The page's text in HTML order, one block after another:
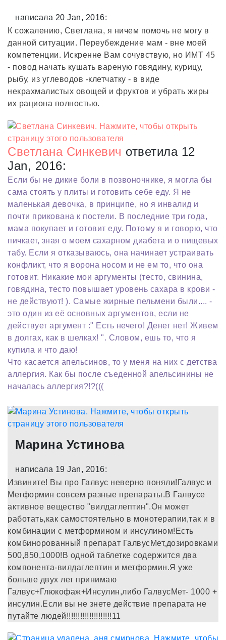
написала 20 Jan, 2016:
К сожалению, Светлана, я ничем помочь не могу в
данной ситуации. Переубеждение мам - вне моей
компетенции. Искренне Вам сочувствую, но ИМТ 45
- повод начать кушать вареную говядину, курицу,
рыбу, из углеводов -клетчатку - в виде
некрахмалистых овощей и фруктов и убрать жиры
их рациона полностью.
Светлана Синкевич ответила 12
Jan, 2016:
Если бы не дикие боли в позвоночнике, я могла бы
сама стоять у плиты и готовить себе еду. Я не
маленькая девочка, в принципе, но я инвалид и
почти прикована к постели. В последние три года,
мама покупает и готовит еду. Потому я и говорю, что
пичкает, зная о моем сахарном диабета и о пищевых
табу. Если я отказываюсь, она начинает устраивать
конфликт, что я ворона носом и не ем то, что она
готовит. Никакие мои аргументы (тесто, свинина,
говядина, тесто повышает уровень сахара в крови -
не действуют! ). Самые жирные пельмени были.... -
это один из её основных аргументов, если не
действует аргумент :" Есть нечего! Денег нет! Живем
в долгах, как в шелках! ". Словом, ешь то, что я
купила и что даю!
Что касается апельсинов, то у меня на них с детства
аллергия. Как бы после съеденной апельсинины не
началась аллергия?!?(((
Марина Устинова
написала 19 Jan, 2016:
Извините! Вы про Галвус неверно поняли!Галвус и
Метформин совсем разные препараты.В Галвусе
активное вещество "вилдаглептин".Он может
работать,как самостоятельно в монотерапии,так и в
комбинации с метформином и инсулином!Есть
комбинорованный препарат ГалвусМет,дозировками
500,850,1000!В одной таблетке содержится два
компонента-вилдаглептин и метформин.Я уже
больше двух лет принимаю
Галвус+Глюкофаж+Инсулин,либо ГалвусМет- 1000 +
инсулин.Если вы не знете действие препарата не
путайте людей!!!!!!!!!!!!!!!!!!!!11